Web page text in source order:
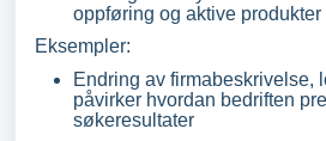
oppføring og aktive produkter
Eksempler:
Endring av firmabeskrivelse,
påvirker hvordan bedriften
søkeresultater